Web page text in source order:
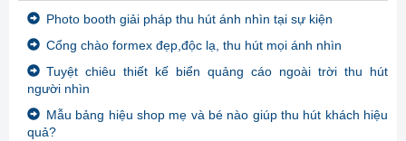
Photo booth giải pháp thu hút ánh nhìn tại sự kiện
Cổng chào formex đẹp,độc lạ, thu hút mọi ánh nhìn
Tuyệt chiêu thiết kế biển quảng cáo ngoài trời thu hút
người nhìn
Mẫu bảng hiệu shop mẹ và bé nào giúp thu hút khách hiệu
quả?